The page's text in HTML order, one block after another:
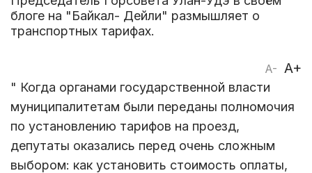
блоге на "Байкал- Дейли" размышляет о
транспортных тарифах.
A- A+
" Когда органами государственной власти
муниципалитетам были переданы полномочия
по установлению тарифов на проезд,
депутаты оказались перед очень сложным
выбором: как установить стоимость оплаты,